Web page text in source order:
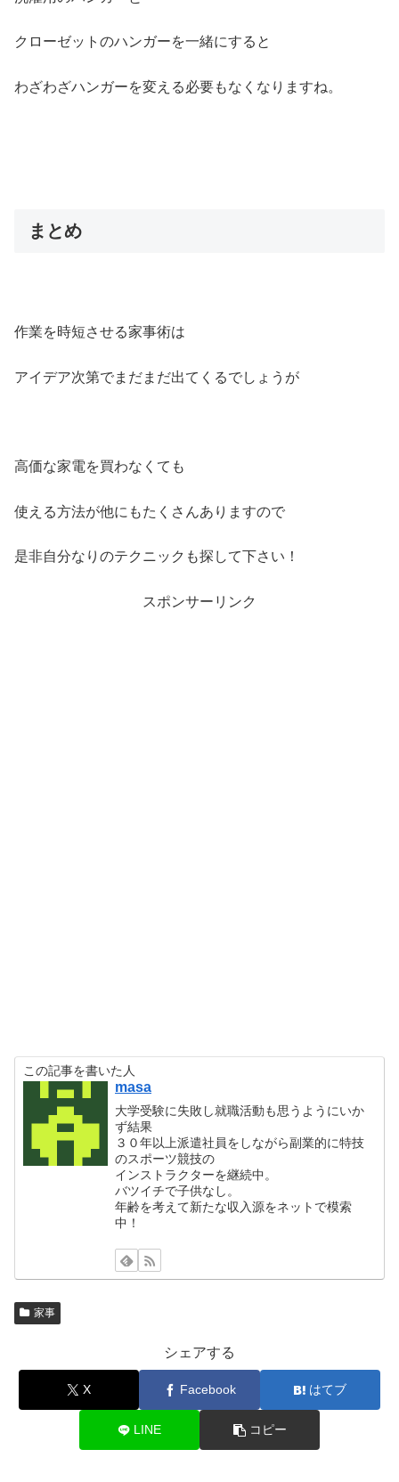
クローゼットのハンガーを一緒にすると
わざわざハンガーを変える必要もなくなりますね。
まとめ
作業を時短させる家事術は
アイデア次第でまだまだ出てくるでしょうが
高価な家電を買わなくても
使える方法が他にもたくさんありますので
是非自分なりのテクニックも探して下さい！
スポンサーリンク
この記事を書いた人
masa
大学受験に失敗し就職活動も思うようにいか
ず結果
３０年以上派遣社員をしながら副業的に特技
のスポーツ競技の
インストラクターを継続中。
バツイチで子供なし。
年齢を考えて新たな収入源をネットで模索
中！
家事
シェアする
X Facebook はてブ
LINE コピー